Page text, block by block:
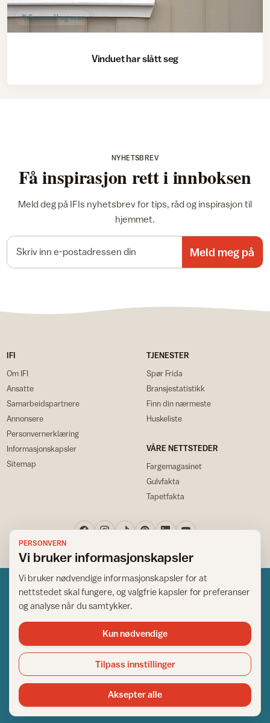
Spørsmål og svar
Vinduet har slått seg
NYHETSBREV
Få inspirasjon rett i innboksen
Meld deg på IFIs nyhetsbrev for tips, råd og inspirasjon til
hjemmet.
Meld meg på
IFI
Om IFI
Ansatte
Samarbeidspartnere
Annonsere
Personvernerklæring
Informasjonskapsler
Sitemap
TJENESTER
Spør Frida
Bransjestatistikk
Finn din nærmeste
Huskeliste
VÅRE NETTSTEDER
Fargemagasinet
Gulvfakta
Tapetfakta
Norsk råd for hjem og bygg
Copyright © 1995-2026. All Rights Reserved.
Ansvarlig redaktør: Helge Bod Vangen
Utgiver: IFI - Norsk råd for hjem og bygg
PERSONVERN
Vi bruker informasjonskapsler
Vi bruker nødvendige informasjonskapsler for at
nettstedet skal fungere, og valgfrie kapsler for preferanser
og analyse når du samtykker.
Kun nødvendige
Tilpass innstillinger
Aksepter alle